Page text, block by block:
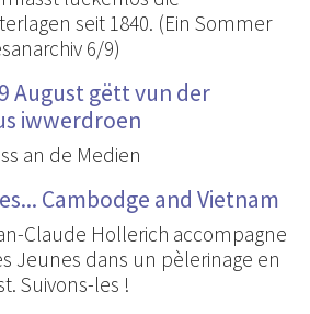
seit 1840. (Ein Sommer
6/9)
9 August gëtt vun der
iwwerdroen
an de Medien
Cambodge and Vietnam
Claude Hollerich accompagne
Jeunes dans un pèlerinage en
Suivons-les !